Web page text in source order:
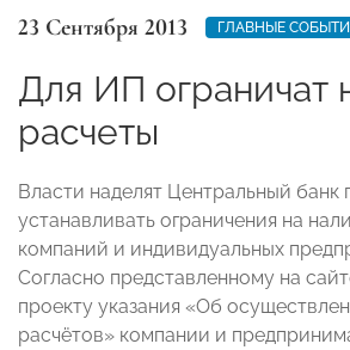
23 Сентября 2013 ГЛАВНЫЕ
Для ИП ограничат
расчеты
Власти наделят Центральный банк
устанавливать ограничения на
компаний и индивидуальных
Согласно представленному на
проекту указания «Об
расчётов» компании и